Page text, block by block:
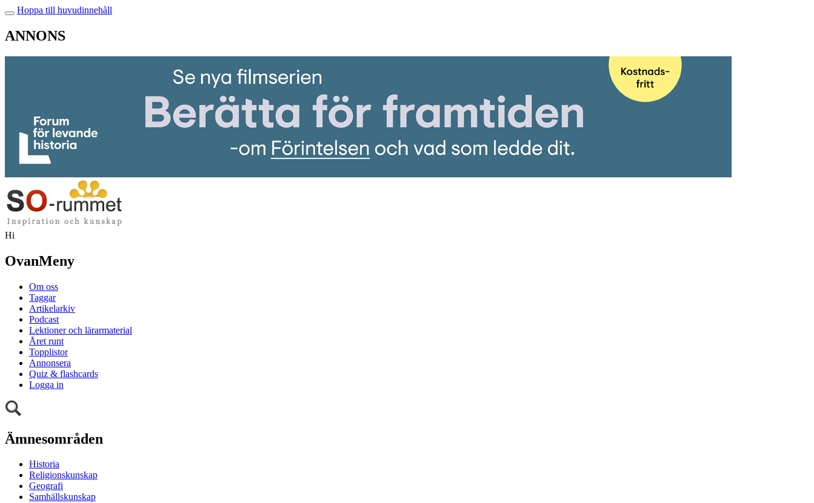
Hoppa till huvudinnehåll
ANNONS
Hi
OvanMeny
Om oss
Taggar
Artikelarkiv
Podcast
Lektioner och lärarmaterial
Året runt
Topplistor
Annonsera
Quiz & flashcards
Logga in
Ämnesområden
Historia
Religionskunskap
Geografi
Samhällskunskap